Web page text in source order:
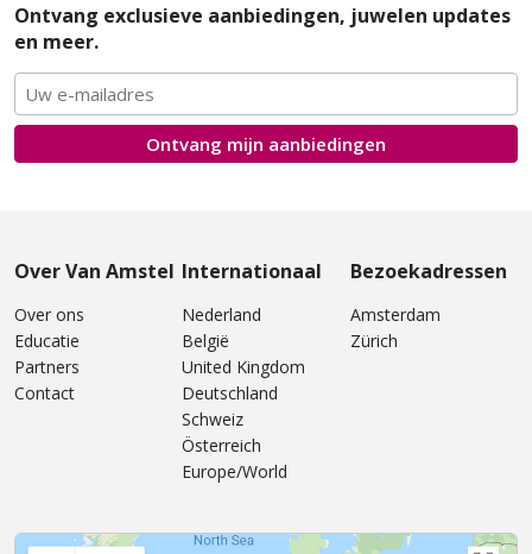
Ontvang exclusieve aanbiedingen, juwelen updates
en meer.
Ontvang mijn aanbiedingen
Over Van Amstel
Over ons
Educatie
Partners
Contact
Internationaal
Nederland
België
United Kingdom
Deutschland
Schweiz
Österreich
Europe/World
Bezoekadressen
Amsterdam
Zürich